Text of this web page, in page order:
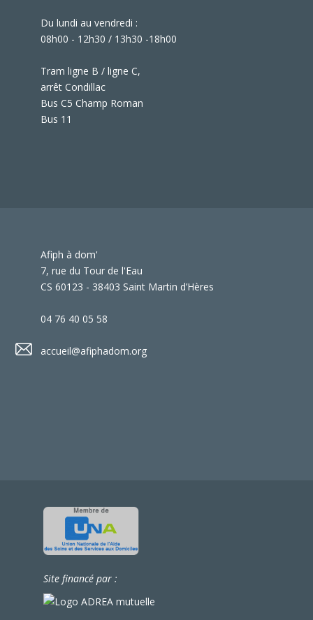
Du lundi au vendredi :
08h00 - 12h30 / 13h30 -18h00
Tram ligne B / ligne C,
arrêt Condillac
Bus C5 Champ Roman
Bus 11
Afiph à dom'
7, rue du Tour de l'Eau
CS 60123 - 38403 Saint Martin d’Hères
04 76 40 05 58
accueil@afiphadom.org
Site financé par :